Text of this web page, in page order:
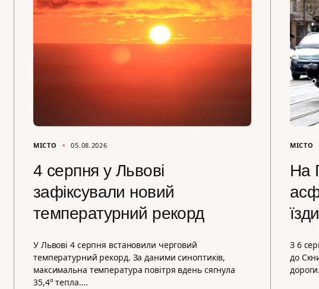
МІСТО 05.08.2026
4 серпня у Львові
зафіксували новий
температурний рекорд
У Львові 4 серпня встановили черговий
температурний рекорд. За даними синоптиків,
максимальна температура повітря вдень сягнула
35,4° тепла.…
МІСТО
На
З 6
до